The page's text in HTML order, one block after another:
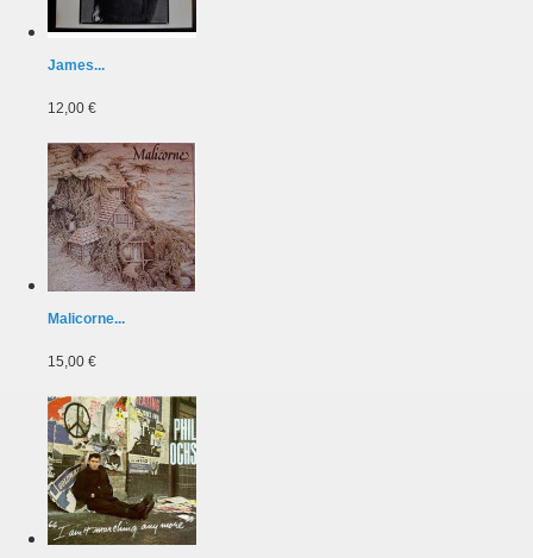
James...
12,00 €
Malicorne...
15,00 €